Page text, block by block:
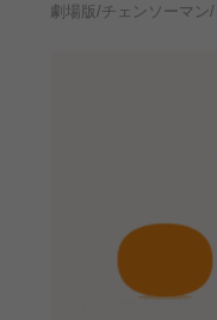
劇場版/チェンソーマン